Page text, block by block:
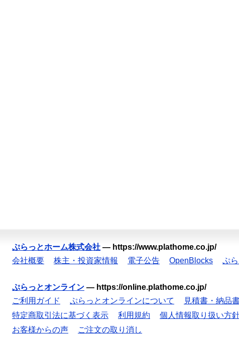
ぷらっとホーム株式会社 — https://www.plathome.co.jp/
会社概要
株主・投資家情報 電子公告 OpenBlocks ぷ
ぷらっとオンライン — https://online.plathome.co.jp/
ご利用ガイド
ぷらっとオンラインについて 見積書・納品
特定商取引法に基づく表示
利用規約 個人情報取り扱い方
お客様からの声
ご注文の取り消し